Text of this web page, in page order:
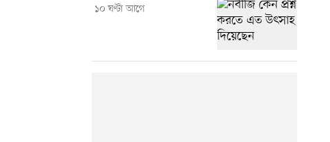
১০ ঘণ্টা আগে